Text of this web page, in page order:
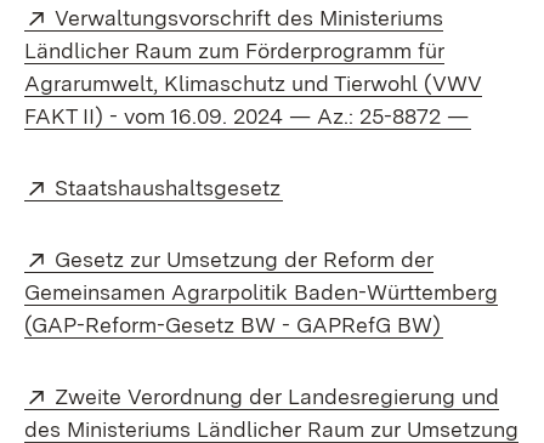
Extern:
Verwaltungsvorschrift des Ministeriums
Ländlicher Raum zum Förderprogramm für
Agrarumwelt, Klimaschutz und Tierwohl (VWV
FAKT II) - vom 16.09. 2024 — Az.: 25-8872 —
Extern:
Staatshaushaltsgesetz
Extern:
Gesetz zur Umsetzung der Reform der
Gemeinsamen Agrarpolitik Baden-Württemberg
(GAP-Reform-Gesetz BW - GAPRefG BW)
Extern:
Zweite Verordnung der Landesregierung und
des Ministeriums Ländlicher Raum zur Umsetzung